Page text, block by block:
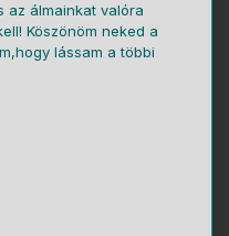
az álmainkat valóra
Köszönöm neked a
lássam a többi